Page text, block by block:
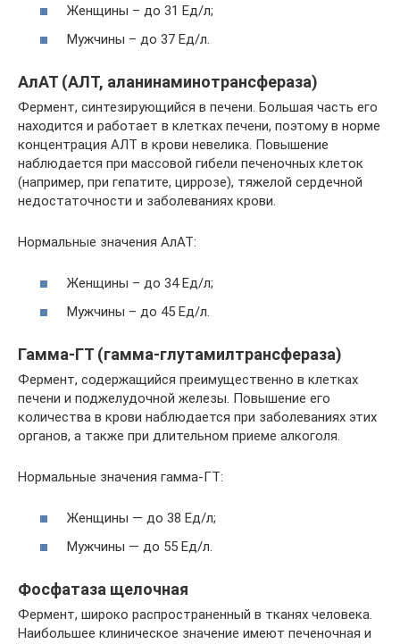
Женщины – до 31 Ед/л;
Мужчины – до 37 Ед/л.
АлАТ (АЛТ, аланинаминотрансфераза)
Фермент, синтезирующийся в печени. Большая часть его
находится и работает в клетках печени, поэтому в норме
концентрация АЛТ в крови невелика. Повышение
наблюдается при массовой гибели печеночных клеток
(например, при гепатите, циррозе), тяжелой сердечной
недостаточности и заболеваниях крови.
Нормальные значения АлАТ:
Женщины – до 34 Ед/л;
Мужчины – до 45 Ед/л.
Гамма-ГТ (гамма-глутамилтрансфераза)
Фермент, содержащийся преимущественно в клетках
печени и поджелудочной железы. Повышение его
количества в крови наблюдается при заболеваниях этих
органов, а также при длительном приеме алкоголя.
Нормальные значения гамма-ГТ:
Женщины — до 38 Ед/л;
Мужчины — до 55 Ед/л.
Фосфатаза щелочная
Фермент, широко распространенный в тканях человека.
Наибольшее клиническое значение имеют печеночная и